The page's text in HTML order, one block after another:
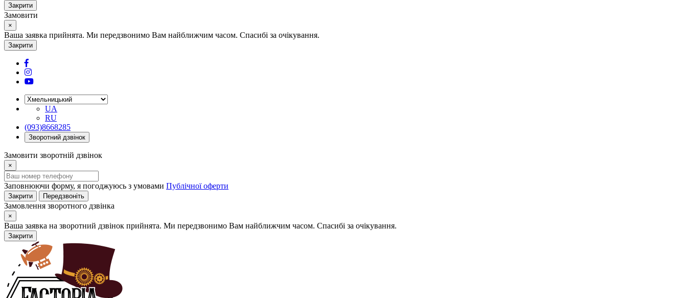
Закрити
Замовити
×
Ваша заявка прийнята. Ми передзвонимо Вам найближчим часом. Спасибі за очікування.
Закрити
UA
RU
(093)8668285
Зворотний дзвінок
Замовити зворотній дзвінок
×
Заповнюючи форму, я погоджуюсь з умовами Публічної оферти
Закрити Передзвоніть
Замовлення зворотного дзвінка
×
Ваша заявка на зворотний дзвінок прийнята. Ми передзвонимо Вам найближчим часом. Спасибі за очікування.
Закрити